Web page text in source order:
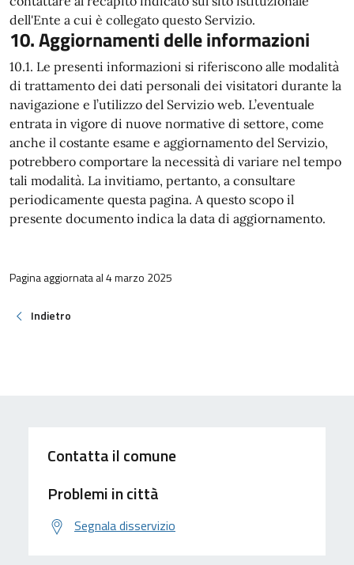
dell'Ente a cui è collegato questo Servizio.
10. Aggiornamenti delle informazioni
10.1. Le presenti informazioni si riferiscono alle modalità
di trattamento dei dati personali dei visitatori durante la
navigazione e l’utilizzo del Servizio web. L’eventuale
entrata in vigore di nuove normative di settore, come
anche il costante esame e aggiornamento del Servizio,
potrebbero comportare la necessità di variare nel tempo
tali modalità. La invitiamo, pertanto, a consultare
periodicamente questa pagina. A questo scopo il
presente documento indica la data di aggiornamento.
Pagina aggiornata al 4 marzo 2025
Indietro
Contatta il comune
Problemi in città
Segnala disservizio